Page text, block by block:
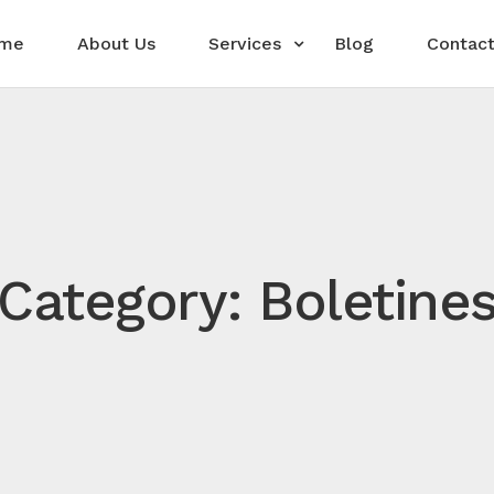
About Us Services Blog